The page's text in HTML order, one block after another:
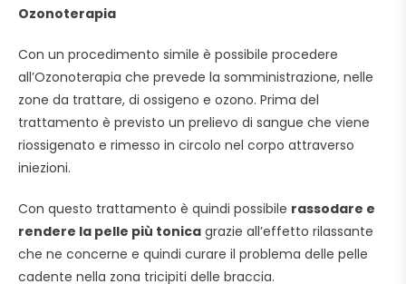
Ozonoterapia
Con un procedimento simile è possibile procedere
all’Ozonoterapia che prevede la somministrazione, nelle
zone da trattare, di ossigeno e ozono. Prima del
trattamento è previsto un prelievo di sangue che viene
riossigenato e rimesso in circolo nel corpo attraverso
iniezioni.
Con questo trattamento è quindi possibile rassodare e
rendere la pelle più tonica grazie all’effetto rilassante
che ne concerne e quindi curare il problema delle pelle
cadente nella zona tricipiti delle braccia.